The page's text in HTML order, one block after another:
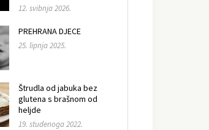
12. svibnja 2026.
PREHRANA DJECE
25. lipnja 2025.
Štrudla od jabuka bez
glutena s brašnom od
heljde
19. studenoga 2022.